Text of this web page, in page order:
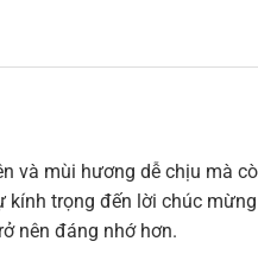
và mùi hương dễ chịu mà
trọng đến lời chúc
nên đáng nhớ hơn.